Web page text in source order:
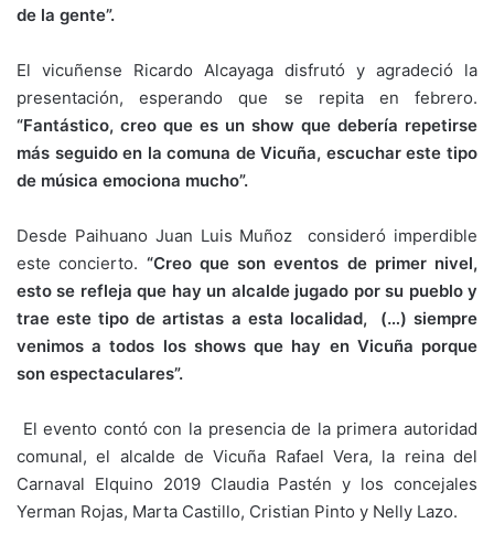
de la gente”.
El vicuñense Ricardo Alcayaga disfrutó y agradeció la
presentación, esperando que se repita en febrero.
“Fantástico, creo que es un show que debería repetirse
más seguido en la comuna de Vicuña, escuchar este tipo
de música emociona mucho”.
Desde Paihuano Juan Luis Muñoz consideró imperdible
este concierto. “Creo que son eventos de primer nivel,
esto se refleja que hay un alcalde jugado por su pueblo y
trae este tipo de artistas a esta localidad, (…) siempre
venimos a todos los shows que hay en Vicuña porque
son espectaculares”.
El evento contó con la presencia de la primera autoridad
comunal, el alcalde de Vicuña Rafael Vera, la reina del
Carnaval Elquino 2019 Claudia Pastén y los concejales
Yerman Rojas, Marta Castillo, Cristian Pinto y Nelly Lazo.